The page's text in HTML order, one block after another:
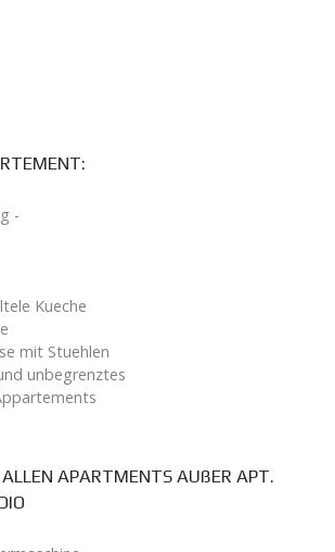
-
Kueche
mit Stuehlen
unbegrenztes
APARTMENTS AUßER APT.